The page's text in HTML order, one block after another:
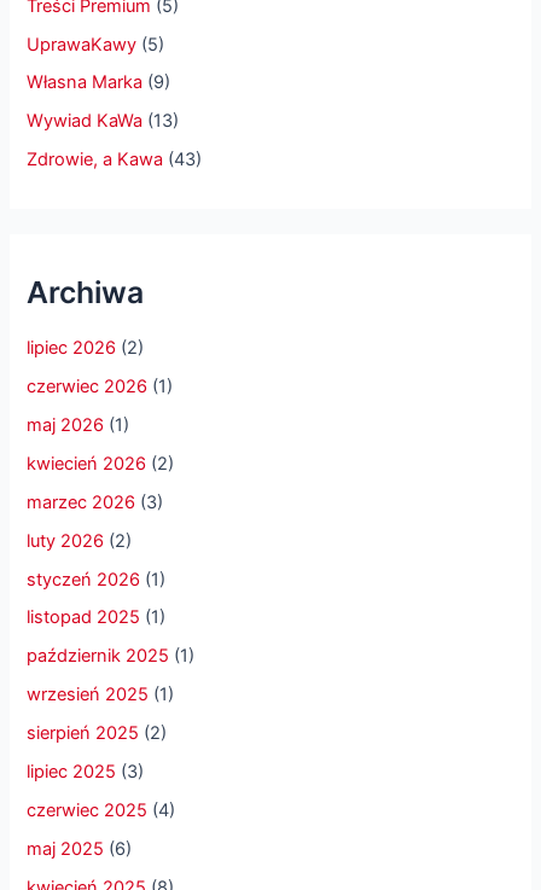
Treści Premium (5)
UprawaKawy (5)
Własna Marka (9)
Wywiad KaWa (13)
Zdrowie, a Kawa (43)
Archiwa
lipiec 2026 (2)
czerwiec 2026 (1)
maj 2026 (1)
kwiecień 2026 (2)
marzec 2026 (3)
luty 2026 (2)
styczeń 2026 (1)
listopad 2025 (1)
październik 2025 (1)
wrzesień 2025 (1)
sierpień 2025 (2)
lipiec 2025 (3)
czerwiec 2025 (4)
maj 2025 (6)